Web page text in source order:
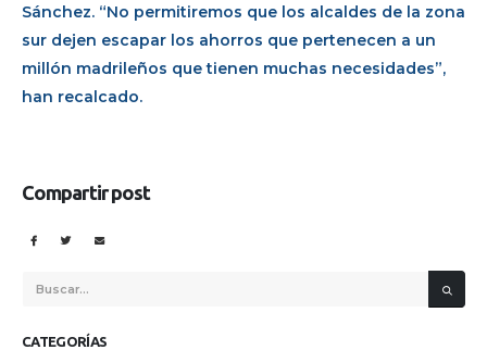
Sánchez. “No permitiremos que los alcaldes de la zona
sur dejen escapar los ahorros que pertenecen a un
millón madrileños que tienen muchas necesidades”,
han recalcado.
Compartir post
CATEGORÍAS